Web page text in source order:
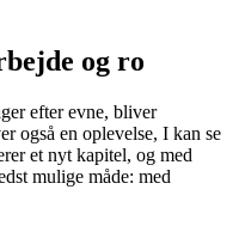
og ro
efter evne, bliver
også en oplevelse, I kan se
et nyt kapitel, og med
mulige måde: med